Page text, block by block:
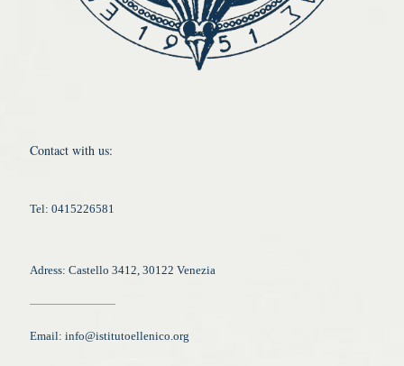
Contact with us:
Tel: 0415226581
Adress: Castello 3412, 30122 Venezia
Email: info@istitutoellenico.org